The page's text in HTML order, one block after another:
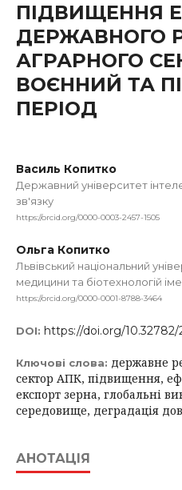
ПІДВИЩЕННЯ
ДЕРЖАВНОГО
АГРАРНОГО
ВОЄННИЙ ТА
ПЕРІОД
Василь Копитко
Державний університет
зв'язку
https://orcid.org/0000-0003-2457-1505
Ольга Копитко
Львівський національний
медицини та біотехнологій
https://orcid.org/0000-0001-8788-3464
DOI: https://doi.org/10.32782/
Ключові слова: державне
сектор АПК, підвищення,
експорт зерна, глобальні
середовище, деградація
АНОТАЦІЯ